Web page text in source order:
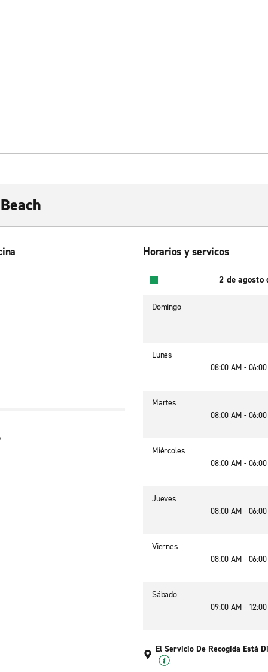
Horarios y servicos
2 de agosto
Domingo
Lunes
08:00 AM -
Martes
08:00 AM -
Miércoles
08:00 AM -
Jueves
08:00 AM -
Viernes
08:00 AM -
Sábado
09:00 AM -
El Servicio De Recogida Está